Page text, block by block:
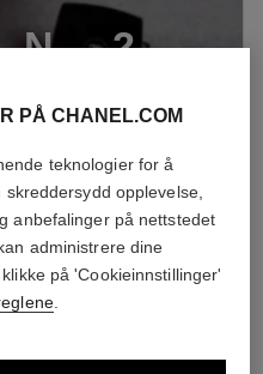
N 2
PÅ CHANEL.COM
teknologier for å
opplevelse,
anbefalinger på nettstedet
administrere dine
på 'Cookieinnstillinger'
.